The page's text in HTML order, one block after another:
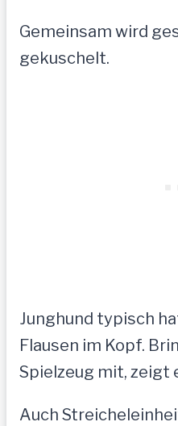
Gemeinsam wird
gekuschelt.
Junghund typisch
Flausen im Kopf.
Spielzeug mit, zeigt
Auch